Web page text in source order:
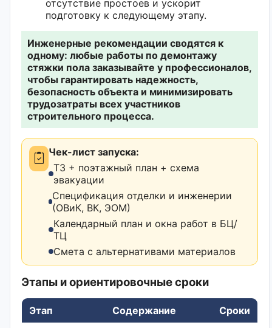
отсутствие простоев и ускорит
подготовку к следующему этапу.
Инженерные рекомендации сводятся к
одному: любые работы по демонтажу
стяжки пола заказывайте у профессионалов,
чтобы гарантировать надежность,
безопасность объекта и минимизировать
трудозатраты всех участников
строительного процесса.
Чек-лист запуска:
ТЗ + поэтажный план + схема
эвакуации
Спецификация отделки и инженерии
(ОВиК, ВК, ЭОМ)
Календарный план и окна работ в БЦ/
ТЦ
Смета с альтернативами материалов
Этапы и ориентировочные сроки
Этап Содержание Сроки